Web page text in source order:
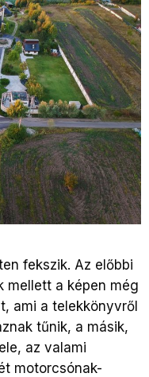
fekszik. Az előbbi
mellett a képen még
ami a telekkönyvről
tűnik, a másik,
az valami
motorcsónak-